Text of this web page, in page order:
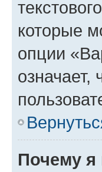
которые
опции
означает,
Почему я